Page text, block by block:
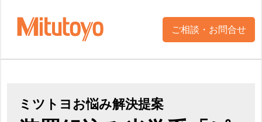
ご相談・お問合せ
ミツトヨお悩み解決提案